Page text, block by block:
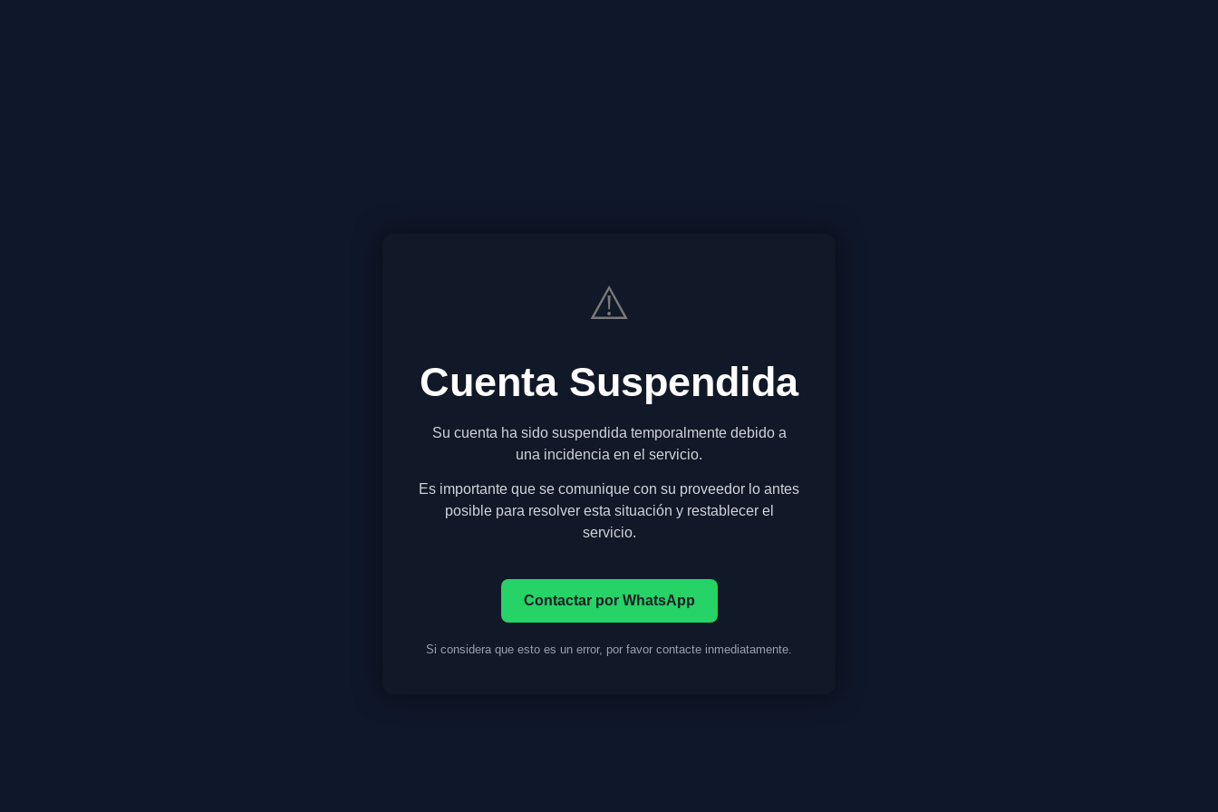
⚠️
Cuenta Suspendida
Su cuenta ha sido suspendida temporalmente debido a
una incidencia en el servicio.
Es importante que se comunique con su proveedor lo antes
posible para resolver esta situación y restablecer el
servicio.
Contactar por WhatsApp
Si considera que esto es un error, por favor contacte inmediatamente.